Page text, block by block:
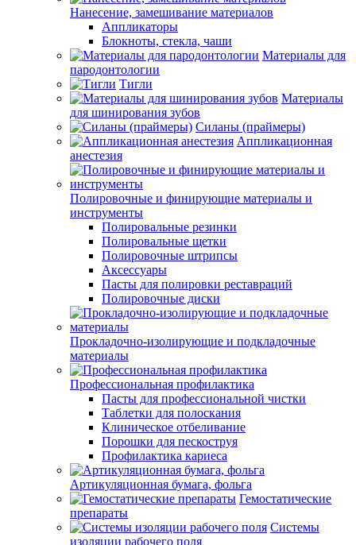
Нанесение, замешивание материалов
Аппликаторы
Блокноты, стекла, чаши
Материалы для
пародонтологии
Тигли
Материалы
для шинирования зубов
Силаны (праймеры)
Аппликационная
анестезия
Полировочные и финирующие материалы и
инструменты
Полировальные резинки
Полировальные щетки
Полировочные штрипсы
Аксессуары
Пасты для полировки реставраций
Полировочные диски
Прокладочно-изолирующие и подкладочные
материалы
Профессиональная профилактика
Пасты для профессиональной чистки
Таблетки для полоскания
Клиническое отбеливание
Порошки для пескоструя
Профилактика кариеса
Артикуляционная бумага, фольга
Гемостатические
препараты
Системы
изоляции рабочего поля